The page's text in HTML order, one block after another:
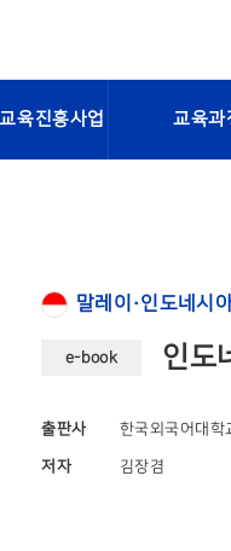
육진흥사업 교육과
말레이·인도네시
e-book 인도
출판사 한국외국어대학
저자 김장겸